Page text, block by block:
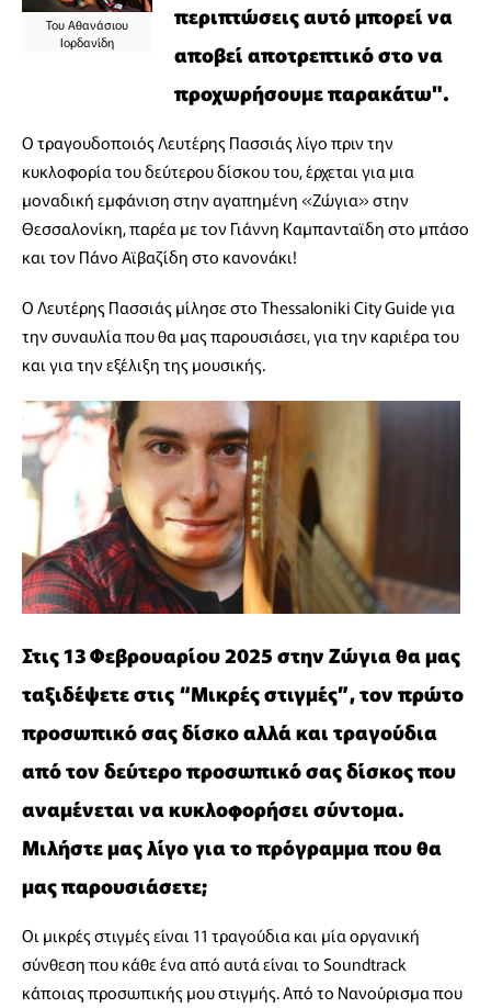
Του Αθανάσιου
Ιορδανίδη
περιπτώσεις αυτό μπορεί να
αποβεί αποτρεπτικό στο να
προχωρήσουμε παρακάτω".
Ο τραγουδοποιός Λευτέρης Πασσιάς λίγο πριν την
κυκλοφορία του δεύτερου δίσκου του, έρχεται για μια
μοναδική εμφάνιση στην αγαπημένη «Ζώγια» στην
Θεσσαλονίκη, παρέα με τον Γιάννη Καμπανταϊδη στο μπάσο
και τον Πάνο Αϊβαζίδη στο κανονάκι!
Ο Λευτέρης Πασσιάς μίλησε στο Thessaloniki City Guide για
την συναυλία που θα μας παρoυσιάσει, για την καριέρα του
και για την εξέλιξη της μουσικής.
Στις 13 Φεβρουαρίου 2025 στην Ζώγια θα μας
ταξιδέψετε στις “Μικρές στιγμές”, τον πρώτο
προσωπικό σας δίσκο αλλά και τραγούδια
από τον δεύτερο προσωπικό σας δίσκος που
αναμένεται να κυκλοφορήσει σύντομα.
Μιλήστε μας λίγο για το πρόγραμμα που θα
μας παρουσιάσετε;
Οι μικρές στιγμές είναι 11 τραγούδια και μία οργανική
σύνθεση που κάθε ένα από αυτά είναι το Soundtrack
κάποιας προσωπικής μου στιγμής. Από το Νανούρισμα που